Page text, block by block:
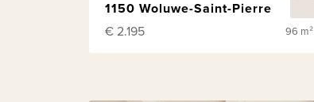
1150 Woluwe-Saint-Pierre
€ 2.195
96 m²